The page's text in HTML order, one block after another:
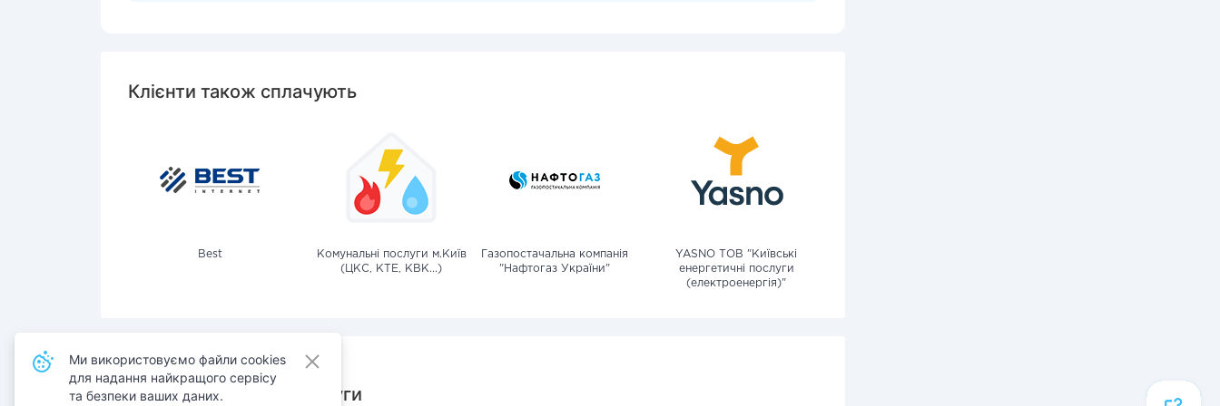
Клієнти також сплачують
Best
Комунальні послуги м.Київ
(ЦКС, КТЕ, КВК...)
Газопостачальна компанія
"Нафтогаз України"
YASNO ТОВ "Київські
енергетичні послуги
(електроенергія)"
Також сплачують послуги
Ми використовуємо файли cookies
для надання найкращого сервісу
та безпеки ваших даних.